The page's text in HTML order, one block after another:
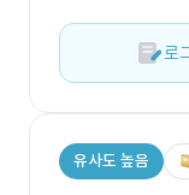
로
유사도 높음